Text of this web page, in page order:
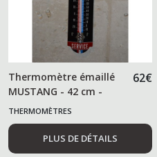
Thermomètre émaillé
MUSTANG - 42 cm -
62€
THERMOMÈTRES
PLUS DE DÉTAILS